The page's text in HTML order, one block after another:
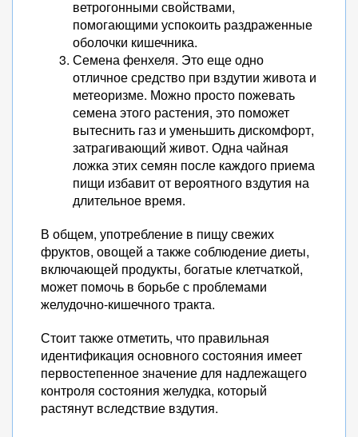
ветрогонными свойствами,
помогающими успокоить раздраженные
оболочки кишечника.
Семена фенхеля. Это еще одно
отличное средство при вздутии живота и
метеоризме. Можно просто пожевать
семена этого растения, это поможет
вытеснить газ и уменьшить дискомфорт,
затрагивающий живот. Одна чайная
ложка этих семян после каждого приема
пищи избавит от вероятного вздутия на
длительное время.
В общем, употребление в пищу свежих
фруктов, овощей а также соблюдение диеты,
включающей продукты, богатые клетчаткой,
может помочь в борьбе с проблемами
желудочно-кишечного тракта.
Стоит также отметить, что правильная
идентификация основного состояния имеет
первостепенное значение для надлежащего
контроля состояния желудка, который
растянут вследствие вздутия.